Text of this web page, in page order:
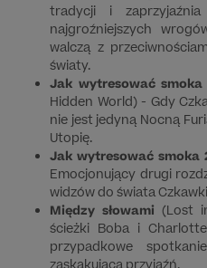
tradycji i
najgroźniejszych
walczą z
światy.
Jak wytresować smoka
Hidden World) - Gdy
nie jest jedyną Nocną
Utopię.
Jak wytresować smoka
Emocjonujący drugi
widzów do świata
Między słowami (Lost
ścieżki Boba i
przypadkowe